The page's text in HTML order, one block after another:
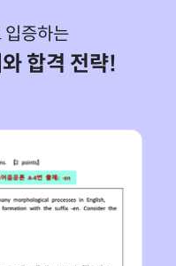
입증하는
합격 전략!